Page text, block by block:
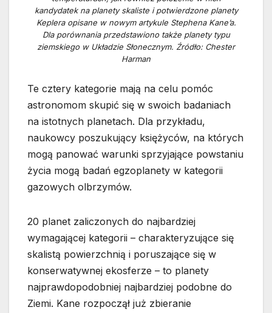
kandydatek na planety skaliste i potwierdzone planety
Keplera opisane w nowym artykule Stephena Kane’a.
Dla porównania przedstawiono także planety typu
ziemskiego w Układzie Słonecznym. Źródło: Chester
Harman
Te cztery kategorie mają na celu pomóc
astronomom skupić się w swoich badaniach
na istotnych planetach. Dla przykładu,
naukowcy poszukujący księżyców, na których
mogą panować warunki sprzyjające powstaniu
życia mogą badań egzoplanety w kategorii
gazowych olbrzymów.
20 planet zaliczonych do najbardziej
wymagającej kategorii – charakteryzujące się
skalistą powierzchnią i poruszające się w
konserwatywnej ekosferze – to planety
najprawdopodobniej najbardziej podobne do
Ziemi. Kane rozpoczął już zbieranie